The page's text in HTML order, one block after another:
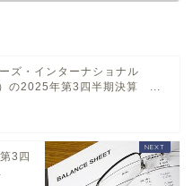
ズ・インターナショナル
）の2025年第3四半期決算 ...
3四